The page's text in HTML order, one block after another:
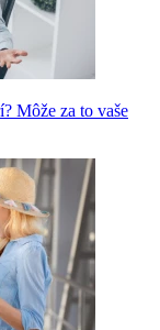
Môže za to vaše